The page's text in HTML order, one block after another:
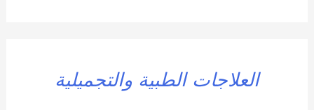
العلاجات الطبية والتجميلية